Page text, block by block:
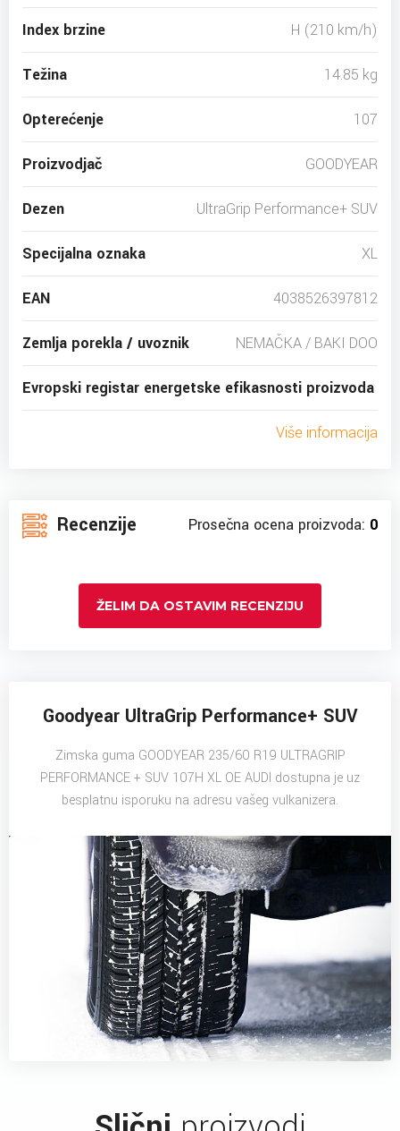
Index brzine H (210 km/h)
Težina 14.85 kg
Opterećenje 107
Proizvodjač GOODYEAR
Dezen UltraGrip Performance+ SUV
Specijalna oznaka XL
EAN 4038526397812
Zemlja porekla / uvoznik NEMAČKA / BAKI DOO
Evropski registar energetske efikasnosti proizvoda
Više informacija
Recenzije Prosečna ocena proizvoda: 0
ŽELIM DA OSTAVIM RECENZIJU
Goodyear UltraGrip Performance+ SUV
Zimska guma GOODYEAR 235/60 R19 ULTRAGRIP
PERFORMANCE + SUV 107H XL OE AUDI dostupna je uz
besplatnu isporuku na adresu vašeg vulkanizera.